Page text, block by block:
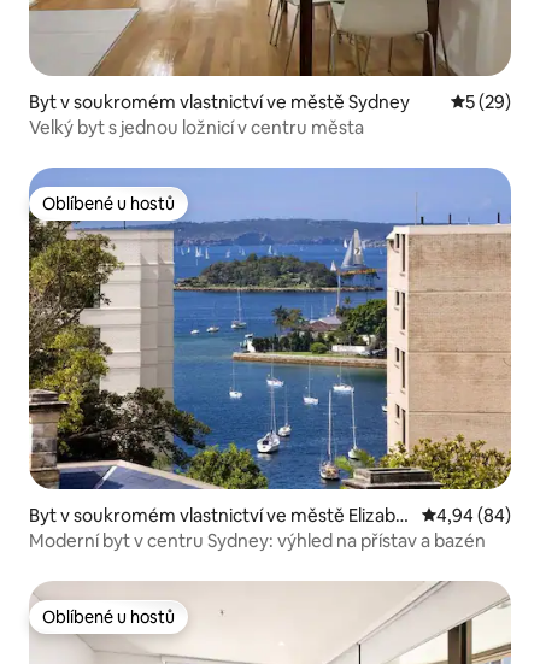
Byt v soukromém vlastnictví ve městě Sydney Průměrné
5 (29)
Velký byt s jednou ložnicí v centru města
Oblíbené u hostů
Oblíbené u hostů
Byt v soukromém vlastnictví ve městě Elizabe
th Bay
Průměrné
4,94 (84)
Moderní byt v centru Sydney: výhled na přístav a bazén
Oblíbené u hostů
Oblíbené u hostů